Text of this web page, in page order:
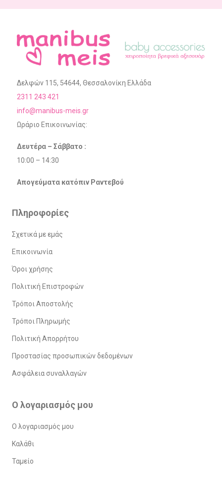
Δελφών 115, 54644, Θεσσαλονίκη Ελλάδα
2311 243 421
info@manibus-meis.gr
Ωράριο Επικοινωνίας:
Δευτέρα – Σάββατο :
10:00 – 14:30
Απογεύματα κατόπιν Ραντεβού
Πληροφορίες
Σχετικά με εμάς
Επικοινωνία
Όροι χρήσης
Πολιτική Επιστροφών
Τρόποι Αποστολής
Τρόποι Πληρωμής
Πολιτική Απορρήτου
Προστασίας προσωπικών δεδομένων
Ασφάλεια συναλλαγών
Ο λογαριασμός μου
Ο λογαριασμός μου
Καλάθι
Ταμείο